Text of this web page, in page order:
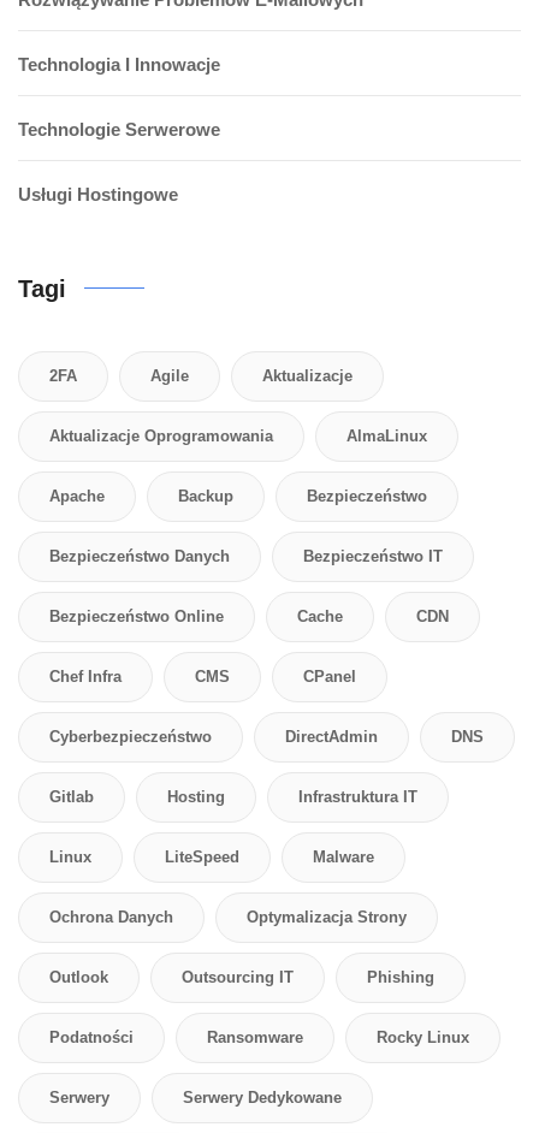
Technologia I Innowacje
Technologie Serwerowe
Usługi Hostingowe
Tagi
2FA Agile Aktualizacje
Aktualizacje Oprogramowania AlmaLinux
Apache Backup Bezpieczeństwo
Bezpieczeństwo Danych Bezpieczeństwo IT
Bezpieczeństwo Online Cache CDN
Chef Infra CMS CPanel
Cyberbezpieczeństwo DirectAdmin DNS
Gitlab Hosting Infrastruktura IT
Linux LiteSpeed Malware
Ochrona Danych Optymalizacja Strony
Outlook Outsourcing IT Phishing
Podatności Ransomware Rocky Linux
Serwery Serwery Dedykowane